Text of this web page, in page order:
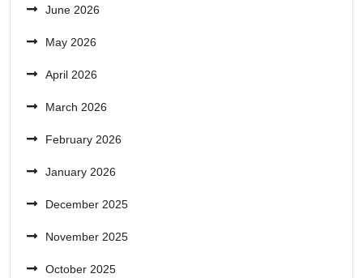
June 2026
May 2026
April 2026
March 2026
February 2026
January 2026
December 2025
November 2025
October 2025